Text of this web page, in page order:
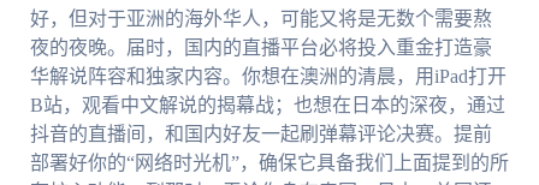
好，但对于亚洲的海外华人，可能又将是无数个需要熬
夜的夜晚。届时，国内的直播平台必将投入重金打造豪
华解说阵容和独家内容。你想在澳洲的清晨，用iPad打开
B站，观看中文解说的揭幕战；也想在日本的深夜，通过
抖音的直播间，和国内好友一起刷弹幕评论决赛。提前
部署好你的“网络时光机”，确保它具备我们上面提到的所